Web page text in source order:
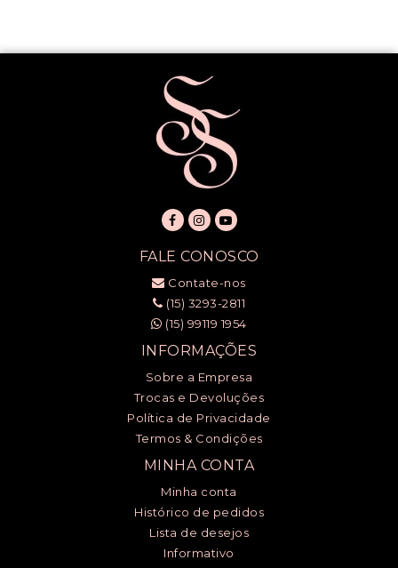
FALE CONOSCO
Contate-nos
(15) 3293-2811
(15) 99119 1954
INFORMAÇÕES
Sobre a Empresa
Trocas e Devoluções
Política de Privacidade
Termos & Condições
MINHA CONTA
Minha conta
Histórico de pedidos
Lista de desejos
Informativo